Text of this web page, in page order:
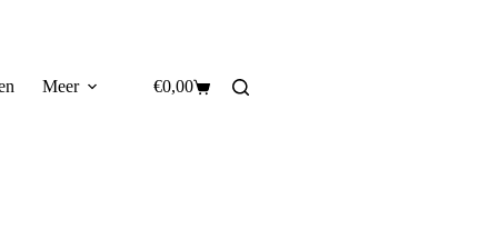
Meer Winkelwagen
€0,00